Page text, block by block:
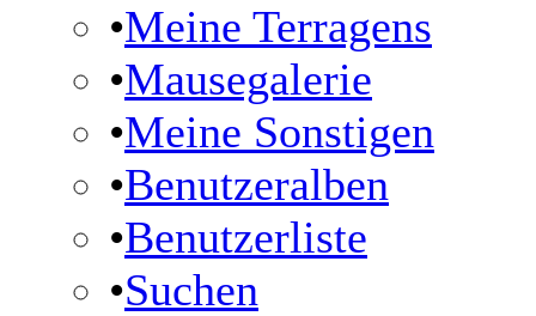
•Meine Terragens
•Mausegalerie
•Meine Sonstigen
•Benutzeralben
•Benutzerliste
•Suchen